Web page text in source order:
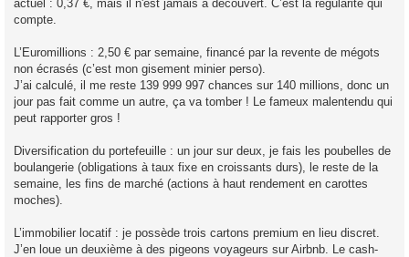
actuel : 0,37 €, mais il n'est jamais à découvert. C’est la régularité qui
compte.
L’Euromillions : 2,50 € par semaine, financé par la revente de mégots
non écrasés (c’est mon gisement minier perso).
J’ai calculé, il me reste 139 999 997 chances sur 140 millions, donc un
jour pas fait comme un autre, ça va tomber ! Le fameux malentendu qui
peut rapporter gros !
Diversification du portefeuille : un jour sur deux, je fais les poubelles de
boulangerie (obligations à taux fixe en croissants durs), le reste de la
semaine, les fins de marché (actions à haut rendement en carottes
moches).
L’immobilier locatif : je possède trois cartons premium en lieu discret.
J’en loue un deuxième à des pigeons voyageurs sur Airbnb. Le cash-